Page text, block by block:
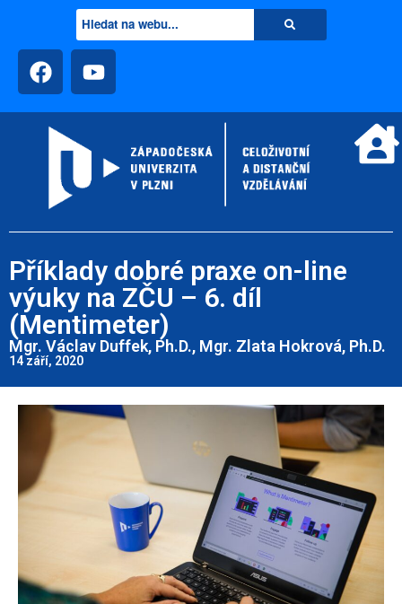
Příklady dobré praxe on-line
výuky na ZČU – 6. díl
(Mentimeter)
Mgr. Václav Duffek, Ph.D., Mgr. Zlata Hokrová, Ph.D.
14 září, 2020